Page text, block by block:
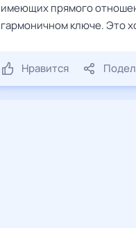
имеющих прямого
гармоничном ключе. Это
Нравится